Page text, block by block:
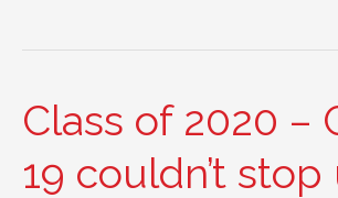
new
Class of 2020 –
19 couldn’t stop